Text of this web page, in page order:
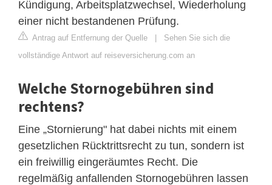
Kündigung, Arbeitsplatzwechsel, Wiederholung
einer nicht bestandenen Prüfung.
Antrag auf Entfernung der Quelle | Sehen Sie sich die
vollständige Antwort auf reiseversicherung.com an
Welche Stornogebühren sind
rechtens?
Eine „Stornierung" hat dabei nichts mit einem
gesetzlichen Rücktrittsrecht zu tun, sondern ist
ein freiwillig eingeräumtes Recht. Die
regelmäßig anfallenden Stornogebühren lassen